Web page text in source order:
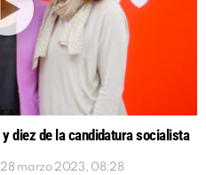
diez de la candidatura socialista
28 marzo 2023, 08:28